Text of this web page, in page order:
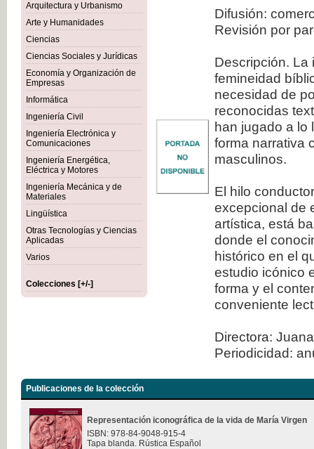
Arquitectura y Urbanismo
Arte y Humanidades
Ciencias
Ciencias Sociales y Jurídicas
Economía y Organización de
Empresas
Informática
Ingeniería Civil
Ingeniería Electrónica y
Comunicaciones
Ingeniería Energética,
Eléctrica y Motores
Ingeniería Mecánica y de
Materiales
Lingüística
Otras Tecnologías y Ciencias
Aplicadas
Varios
Colecciones [+/-]
Difusión:
Revisión por
Descripción. La
femineidad
necesidad de
reconocidas
han jugado a lo
forma narrativa
masculinos.
El hilo
excepcional de
artística, está
donde el
histórico en el
estudio icónico
forma y el
conveniente
Directora:
Periodicidad:
Publicaciones de la colección
Representación iconográfica de la vida de María Virgen
ISBN: 978-84-9048-915-4
Tapa blanda. Rústica Español